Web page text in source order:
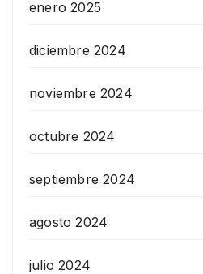
enero 2025
diciembre 2024
noviembre 2024
octubre 2024
septiembre 2024
agosto 2024
julio 2024